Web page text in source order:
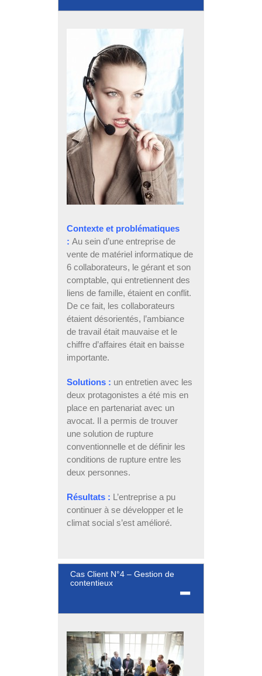
Contexte et problématiques
: Au sein d’une entreprise de
vente de matériel informatique de
6 collaborateurs, le gérant et son
comptable, qui entretiennent des
liens de famille, étaient en conflit.
De ce fait, les collaborateurs
étaient désorientés, l’ambiance
de travail était mauvaise et le
chiffre d’affaires était en baisse
importante.
Solutions : un entretien avec les
deux protagonistes a été mis en
place en partenariat avec un
avocat. Il a permis de trouver
une solution de rupture
conventionnelle et de définir les
conditions de rupture entre les
deux personnes.
Résultats : L’entreprise a pu
continuer à se développer et le
climat social s’est amélioré.
Cas Client N°4 – Gestion de
contentieux